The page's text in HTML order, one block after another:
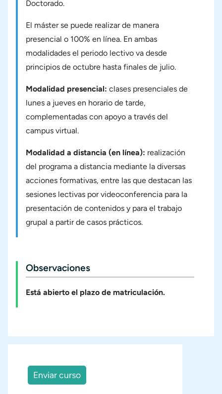
Doctorado.
El máster se puede realizar de manera
presencial o 100% en línea. En ambas
modalidades el periodo lectivo va desde
principios de octubre hasta finales de julio.
Modalidad presencial: clases presenciales de
lunes a jueves en horario de tarde,
complementadas con apoyo a través del
campus virtual.
Modalidad a distancia (en línea): realización
del programa a distancia mediante la diversas
acciones formativas, entre las que destacan las
sesiones lectivas por videoconferencia para la
presentación de contenidos y para el trabajo
grupal a partir de casos prácticos.
Observaciones
Está abierto el plazo de matriculación.
Enviar curso